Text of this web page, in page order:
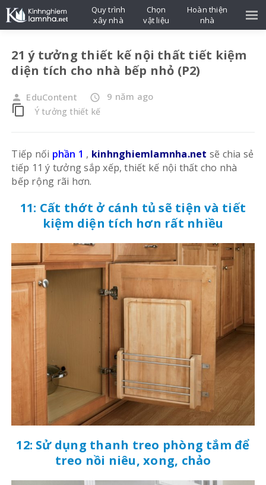
21 ý tưởng thiết kế nội thất tiết kiệm
diện tích cho nhà bếp nhỏ (P2)
person EduContent access_time 9 năm ago
content_copy Ý tưởng thiết kế
Tiếp nối phần 1 , kinhnghiemlamnha.net sẽ chia sẻ
tiếp 11 ý tưởng sắp xếp, thiết kế nội thất cho nhà
bếp rộng rãi hơn.
11: Cất thớt ở cánh tủ sẽ tiện và tiết
kiệm diện tích hơn rất nhiều
12: Sử dụng thanh treo phòng tắm để
treo nồi niêu, xong, chảo
Quy trình
xây nhà
Chọn
vật liệu
Hoàn thiện
nhà